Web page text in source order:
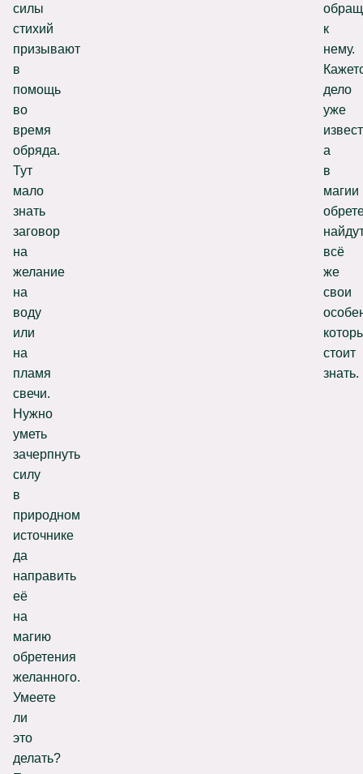
силы
стихий
призывают
в
помощь
во
время
обряда.
Тут
мало
знать
заговор
на
желание
на
воду
или
на
пламя
свечи.
Нужно
уметь
зачерпнуть
силу
в
природном
источнике
да
направить
её
на
магию
обретения
желанного.
Умеете
ли
это
делать?
к
нему.
дело
уже
а
в
магии
всё
же
свои
стоит
знать.